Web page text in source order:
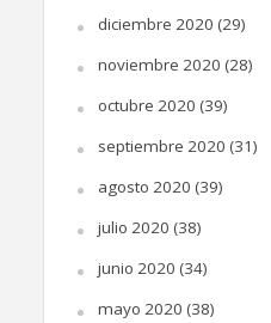
diciembre 2020 (29)
noviembre 2020 (28)
octubre 2020 (39)
septiembre 2020 (31)
agosto 2020 (39)
julio 2020 (38)
junio 2020 (34)
mayo 2020 (38)